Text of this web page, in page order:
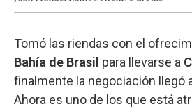
Tomó las riendas con el
Bahía de Brasil para llevarse a
finalmente la negociación llegó
Ahora es uno de los que está